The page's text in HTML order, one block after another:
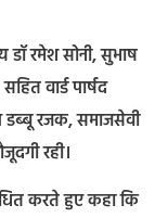
डॉ रमेश सोनी, सुभाष
वार्ड पार्षद
डब्बू रजक, समाजसेवी
रही।
करते हुए कहा कि